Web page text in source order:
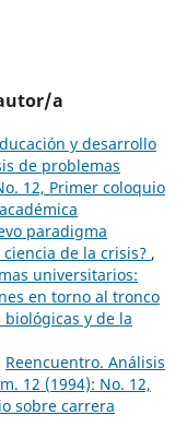
a
y desarrollo
de problemas
12, Primer coloquio
paradigma
de la crisis? ,
universitarios:
en torno al tronco
y de la
Reencuentro. Análisis
12 (1994): No. 12,
sobre carrera